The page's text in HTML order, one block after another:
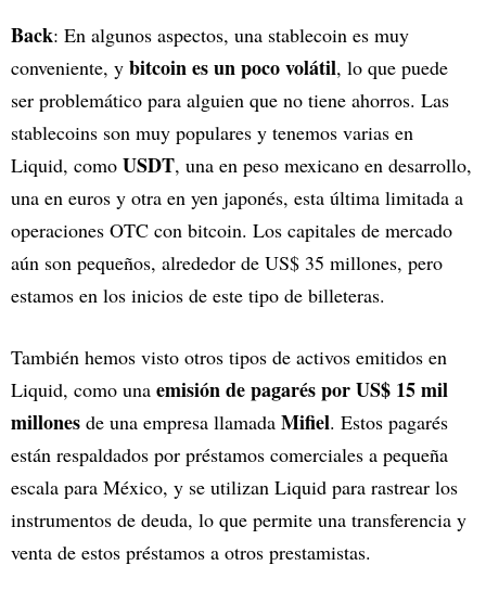
Back: En algunos aspectos, una stablecoin es muy
conveniente, y bitcoin es un poco volátil, lo que puede
ser problemático para alguien que no tiene ahorros. Las
stablecoins son muy populares y tenemos varias en
Liquid, como USDT, una en peso mexicano en desarrollo,
una en euros y otra en yen japonés, esta última limitada a
operaciones OTC con bitcoin. Los capitales de mercado
aún son pequeños, alrededor de US$ 35 millones, pero
estamos en los inicios de este tipo de billeteras.
También hemos visto otros tipos de activos emitidos en
Liquid, como una emisión de pagarés por US$ 15 mil
millones de una empresa llamada Mifiel. Estos pagarés
están respaldados por préstamos comerciales a pequeña
escala para México, y se utilizan Liquid para rastrear los
instrumentos de deuda, lo que permite una transferencia y
venta de estos préstamos a otros prestamistas.